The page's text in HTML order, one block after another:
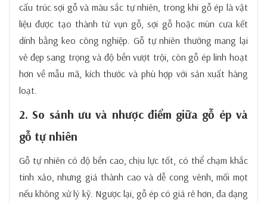
cấu trúc sợi gỗ và màu sắc tự nhiên, trong khi gỗ ép là vật
liệu được tạo thành từ vụn gỗ, sợi gỗ hoặc mùn cưa kết
dính bằng keo công nghiệp. Gỗ tự nhiên thường mang lại
vẻ đẹp sang trọng và độ bền vượt trội, còn gỗ ép linh hoạt
hơn về mẫu mã, kích thước và phù hợp với sản xuất hàng
loạt.
2. So sánh ưu và nhược điểm giữa gỗ ép và
gỗ tự nhiên
Gỗ tự nhiên có độ bền cao, chịu lực tốt, có thể chạm khắc
tinh xảo, nhưng giá thành cao và dễ cong vênh, mối mọt
nếu không xử lý kỹ. Ngược lại, gỗ ép có giá rẻ hơn, đa dạng